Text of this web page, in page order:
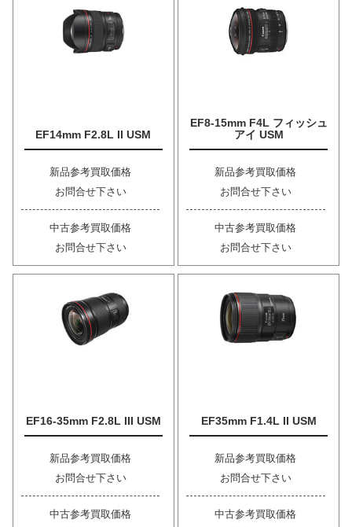
EF14mm F2.8L II USM
新品参考買取価格
お問合せ下さい
中古参考買取価格
お問合せ下さい
EF8-15mm F4L フィッシュ
アイ USM
新品参考買取価格
お問合せ下さい
中古参考買取価格
お問合せ下さい
EF16-35mm F2.8L III USM
新品参考買取価格
お問合せ下さい
中古参考買取価格
EF35mm F1.4L II USM
新品参考買取価格
お問合せ下さい
中古参考買取価格